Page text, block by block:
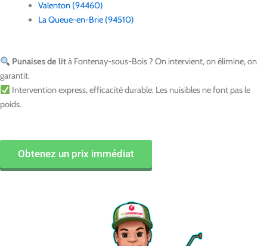
Valenton (94460)
La Queue-en-Brie (94510)
Punaises de lità Fontenay-sous-Bois ? On intervient, on élimine, on
garantit.
Intervention express, efficacité durable. Les nuisibles ne font pas le
poids.
Obtenez un prix immédiat